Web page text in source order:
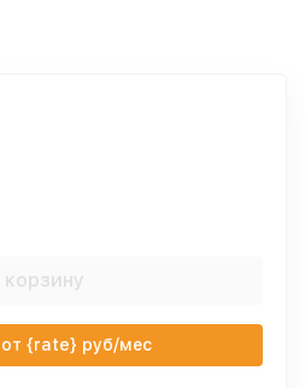
корзину
{rate} руб/мес